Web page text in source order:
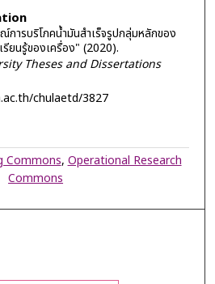
ารบริโภคน้ำมันสำเร็จรูปกลุ่มหลักของ
รียนรู้ของเครื่อง" (2020).
Theses and Dissertations
chulaetd/3827
Commons, Operational Research
Commons